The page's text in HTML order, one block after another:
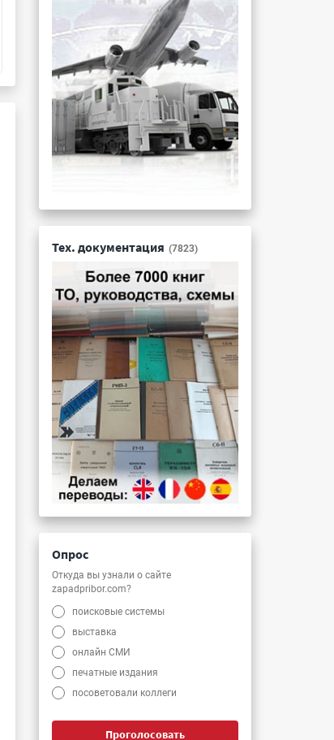
Подробнее ...
Тех. документация (7823)
Опрос
Откуда вы узнали о сайте
zapadpribor.com?
поисковые системы
выставка
онлайн СМИ
печатные издания
посоветовали коллеги
Проголосовать